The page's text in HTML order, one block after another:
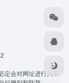
会对网址进行人工